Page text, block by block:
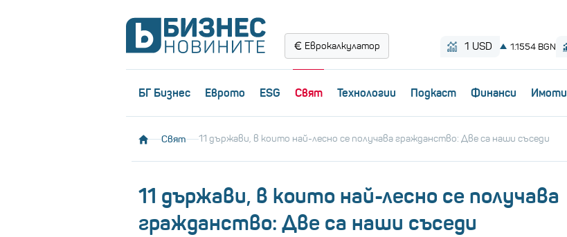
Еврокалкулатор
БГ Бизнес Еврото ESG Свят Технологии Пoдкаст Финанси Имоти
Свят 11 държави, в които най-лесно се получава гражданство: Две са наши съседи
11 държави, в които най-лесно се получава
гражданство: Две са наши съседи